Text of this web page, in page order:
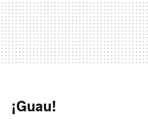
¡Guau!